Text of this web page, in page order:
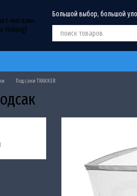
Большой выбор, большой
Подсаки TRAKKER